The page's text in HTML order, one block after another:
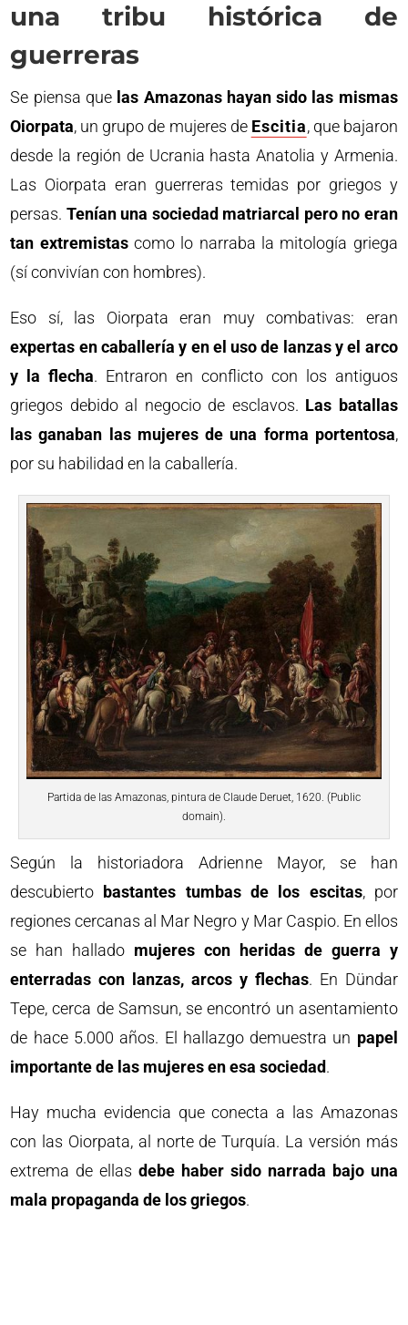
una tribu histórica de
guerreras
Se piensa que las Amazonas hayan sido las mismas
Oiorpata, un grupo de mujeres de Escitia, que bajaron
desde la región de Ucrania hasta Anatolia y Armenia.
Las Oiorpata eran guerreras temidas por griegos y
persas. Tenían una sociedad matriarcal pero no eran
tan extremistascomo lo narraba la mitología griega
(sí convivían con hombres).
Eso sí, las Oiorpata eran muy combativas: eran
expertas en caballería y en el uso de lanzas y el arco
y la flecha. Entraron en conflicto con los antiguos
griegos debido al negocio de esclavos. Las batallas
las ganaban las mujeres de una forma portentosa,
por su habilidad en la caballería.
Partida de las Amazonas, pintura de Claude Deruet, 1620. (Public
domain).
Según la historiadora Adrienne Mayor, se han
descubierto
bastantes tumbas de los escitas, por
regiones cercanas al Mar Negro y Mar Caspio. En ellos
se han hallado mujeres con heridas de guerra y
enterradas con lanzas, arcos y flechas. En Dündar
Tepe, cerca de Samsun, se encontró un asentamiento
de hace 5.000 años. El hallazgo demuestra un papel
importante de las mujeres en esa sociedad.
Hay mucha evidencia que conecta a las Amazonas
con las Oiorpata, al norte de Turquía. La versión más
extrema de ellasdebe haber sido narrada bajo una
mala propaganda de los griegos.